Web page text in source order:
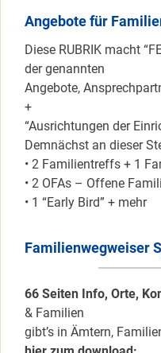
Angebote für
Diese RUBRIK macht
der genannten
Angebote,
+
“Ausrichtungen der
Demnächst an dieser
• 2 Familientreffs + 1
• 2 OFAs – Offene
• 1 “Early Bird” + mehr
Familienwegweiser
66 Seiten Info, Orte,
& Familien
gibt’s in Ämtern,